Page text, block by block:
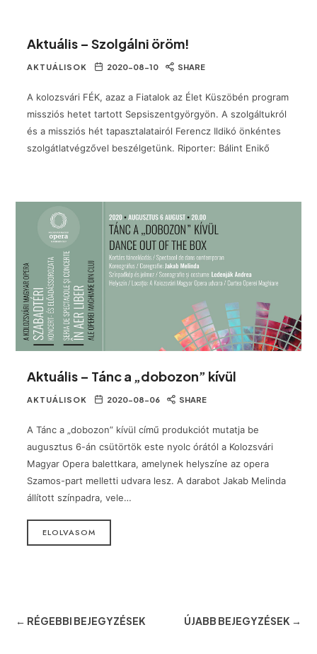
Aktuális – Szolgálni öröm!
AKTUÁLISOK 2020-08-10 SHARE
A kolozsvári FÉK, azaz a Fiatalok az Élet Küszöbén program
missziós hetet tartott Sepsiszentgyörgyön. A szolgáltukról
és a missziós hét tapasztalatairól Ferencz Ildikó önkéntes
szolgátlatvégzővel beszélgetünk. Riporter: Bálint Enikő
Aktuális – Tánc a „dobozon” kívül
AKTUÁLISOK 2020-08-06 SHARE
A Tánc a „dobozon” kívül című produkciót mutatja be
augusztus 6-án csütörtök este nyolc órától a Kolozsvári
Magyar Opera balettkara, amelynek helyszíne az opera
Szamos-part melletti udvara lesz. A darabot Jakab Melinda
állított színpadra, vele…
ELOLVASOM
← RÉGEBBI BEJEGYZÉSEK ÚJABB BEJEGYZÉSEK →